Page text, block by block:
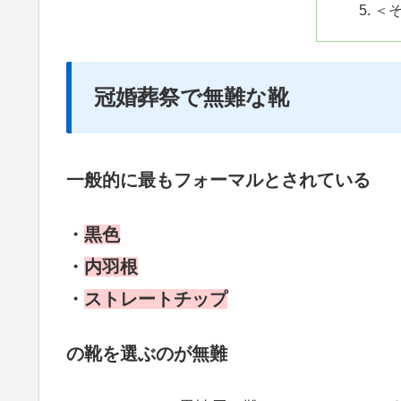
＜
冠婚葬祭で無難な靴
一般的に最もフォーマルとされている
・ 黒色
・ 内羽根
・ ストレートチップ
の靴を選ぶのが無難